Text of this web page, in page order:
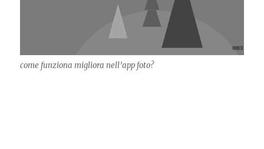
come funziona migliora nell’app foto?